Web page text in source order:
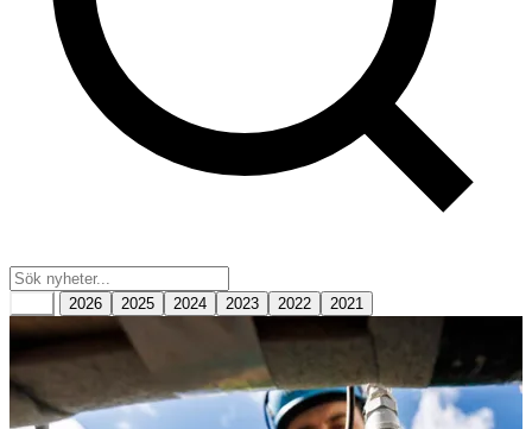
2026 2025 2024 2023 2022 2021